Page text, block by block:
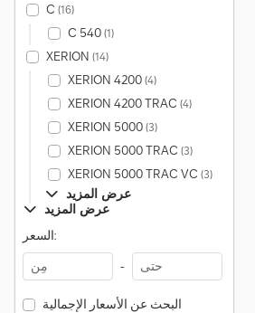
C (16)
C 540(1)
XERION (14)
XERION 4200(4)
XERION 4200 TRAC (4)
XERION 5000(3)
XERION 5000 TRAC (3)
XERION 5000 TRAC VC (3)
عرض المزيد
عرض المزيد
السعر:
-
البحث عن الأسعار الإجمالية